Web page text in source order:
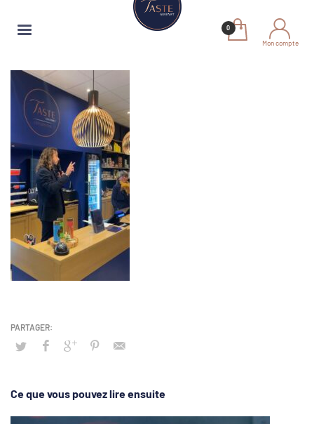
Mon compte
Ce que vous pouvez lire ensuite